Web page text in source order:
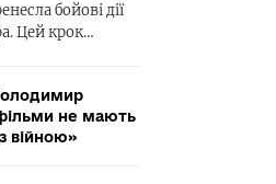
бойові дії
Цей крок…
не мають
війною»